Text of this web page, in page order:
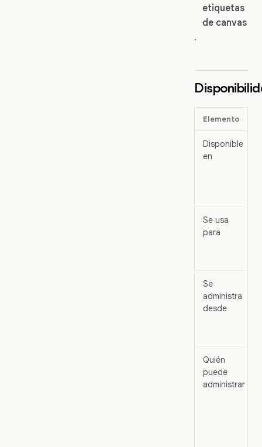
etiquetas
de canvas
.
Elemento
Disponible
en
Se usa
para
Se
administra
desde
Quién
puede
administrar